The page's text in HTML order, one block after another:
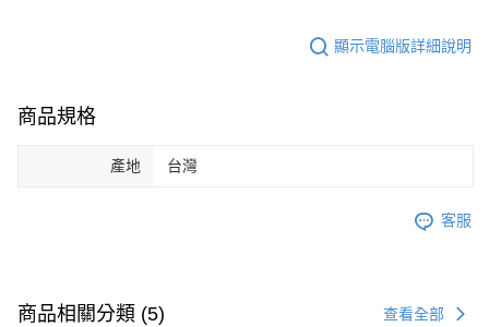
顯示電腦版詳細說明
商品規格
產地 台灣
客服
商品相關分類 (5) 查看全部